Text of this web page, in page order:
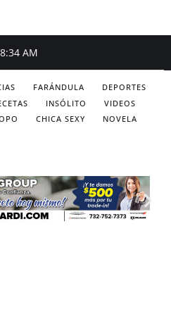
AM
FARÁNDULA
DEPORTES
INSÓLITO
VIDEOS
CHICA SEXY NOVELA